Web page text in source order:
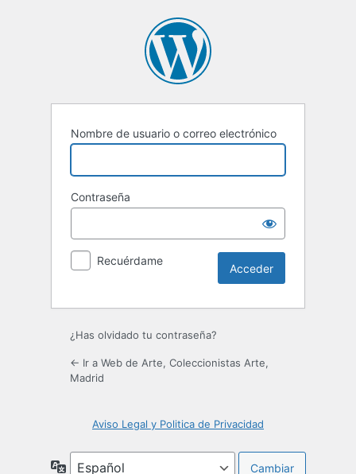
Nombre de usuario o correo electrónico
Contraseña
Recuérdame
¿Has olvidado tu contraseña?
← Ir a Web de Arte, Coleccionistas Arte,
Madrid
Aviso Legal y Politica de Privacidad
Idioma